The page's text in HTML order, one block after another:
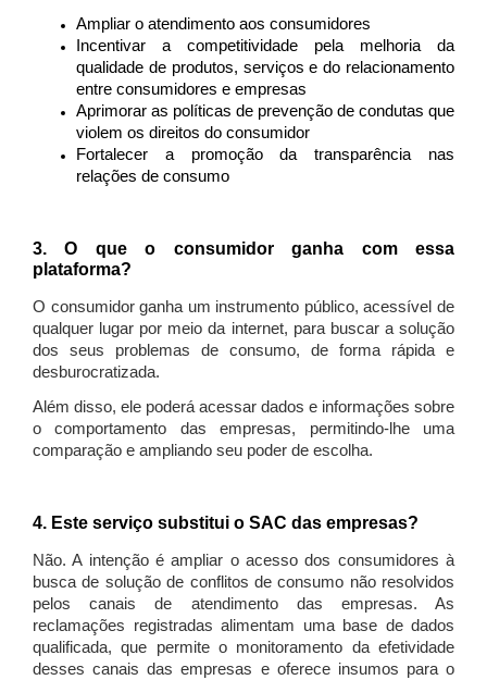
Ampliar o atendimento aos consumidores
Incentivar a competitividade pela melhoria da
qualidade de produtos, serviços e do relacionamento
entre consumidores e empresas
Aprimorar as políticas de prevenção de condutas que
violem os direitos do consumidor
Fortalecer a promoção da transparência nas
relações de consumo
3. O que o consumidor ganha com essa
plataforma?
O consumidor ganha um instrumento público, acessível de
qualquer lugar por meio da internet, para buscar a solução
dos seus problemas de consumo, de forma rápida e
desburocratizada.
Além disso, ele poderá acessar dados e informações sobre
o comportamento das empresas, permitindo-lhe uma
comparação e ampliando seu poder de escolha.
4. Este serviço substitui o SAC das empresas?
Não. A intenção é ampliar o acesso dos consumidores à
busca de solução de conflitos de consumo não resolvidos
pelos canais de atendimento das empresas. As
reclamações registradas alimentam uma base de dados
qualificada, que permite o monitoramento da efetividade
desses canais das empresas e oferece insumos para o